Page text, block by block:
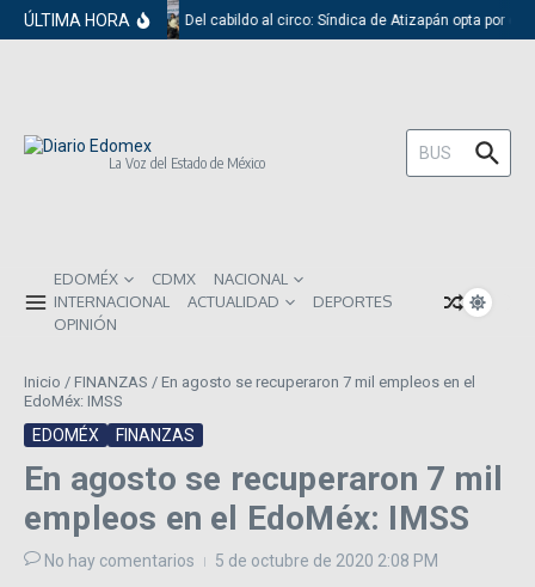
Saltar al contenido
ÚLTIMA HORA Del cabildo al circo: Síndica de Atizapán opta por el
La Voz del Estado de México
Buscar:
EDOMÉX CDMX
NACIONAL
INTERNACIONAL
ACTUALIDAD
DEPORTES
OPINIÓN
Inicio / FINANZAS / En agosto se recuperaron 7 mil empleos en el
EdoMéx: IMSS
EDOMÉX FINANZAS
En agosto se recuperaron 7 mil
empleos en el EdoMéx: IMSS
No hay comentarios 5 de octubre de 2020 2:08 PM